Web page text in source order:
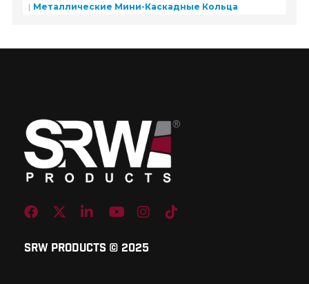
Металлические Мини-Каскадные Кольца
FacebookTwitterLinkedinYoutubeInstagram
TikTok
SRW Products © 2025